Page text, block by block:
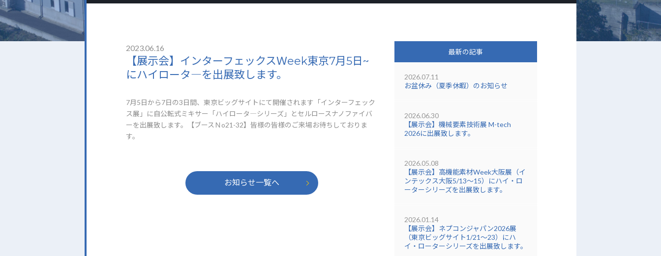
2023.06.16
【展示会】インターフェックスＷeek東京7月5日~
にハイロータ―を出展致します。
7月5日から7日の3日間、東京ビッグサイトにて開催されます「インターフェック
ス展」に自公転式ミキサー「ハイロータ―シリーズ」とセルロースナノファイバ
ーを出展致します。【ブースＮo21-32】皆様の皆様のご来場お待ちしておりま
す。
お知らせ一覧へ
最新の記事
2026.07.11
お盆休み（夏季休暇）のお知らせ
2026.06.30
【展示会】機械要素技術展 M-tech
2026に出展致します。
2026.05.08
【展示会】高機能素材Week大阪展（イ
ンテックス大阪5/13～15）にハイ・ロ
ーターシリーズを出展致します。
2026.01.14
【展示会】ネプコンジャパン2026展
（東京ビッグサイト1/21～23）にハ
イ・ローターシリーズを出展致します。